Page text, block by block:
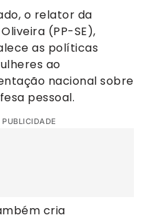
o relator da
(PP-SE),
as políticas
ao
nacional sobre
pessoal.
cria